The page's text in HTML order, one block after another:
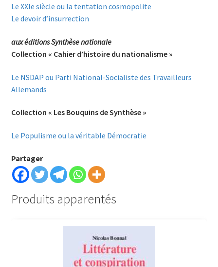
Le XXIe siècle ou la tentation cosmopolite
Le devoir d’insurrection
aux éditions Synthèse nationale
Collection « Cahier d’histoire du nationalisme »
Le NSDAP ou Parti National-Socialiste des Travailleurs
Allemands
Collection « Les Bouquins de Synthèse »
Le Populisme ou la véritable Démocratie
Partager
Produits apparentés